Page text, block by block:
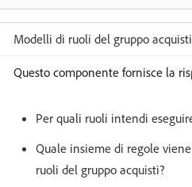
Modelli di ruoli del gruppo acquisti
Questo componente fornisce la
Per quali ruoli intendi
Quale insieme di regole
ruoli del gruppo acquisti?